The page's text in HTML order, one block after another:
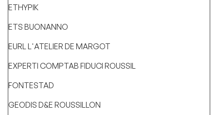
ETHYPIK
ETS BUONANNO
EURL L'ATELIER DE MARGOT
EXPERTI COMPTAB FIDUCI ROUSSIL
FONTESTAD
GEODIS D&E ROUSSILLON